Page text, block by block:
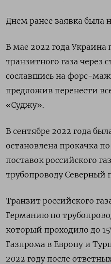
Днем ранее заявка была
В мае 2022 года
транзитного газа через
сославшись на форс-
предложив перенести
«Суджу».
В сентябре 2022 года
остановлена прокачка
поставок российского
трубопроводу Северный
Транзит российского
Германию по
который проходило до
Газпрома в Европу и
2022 году после